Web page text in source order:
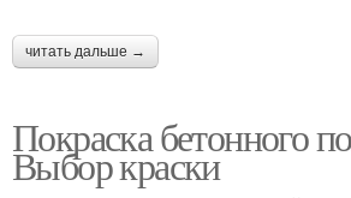
читать дальше →
Покраска бетонного
Выбор краски